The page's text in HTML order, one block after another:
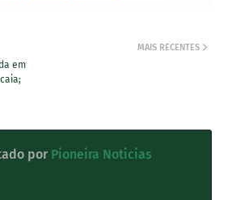
MAIS RECENTES
em
por Pioneira Noticias